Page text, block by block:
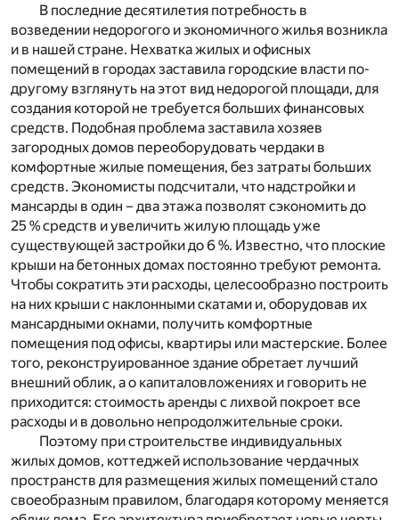
В последние десятилетия потребность в
возведении недорогого и экономичного жилья возникла
и в нашей стране. Нехватка жилых и офисных
помещений в городах заставила городские власти по-
другому взглянуть на этот вид недорогой площади, для
создания которой не требуется больших финансовых
средств. Подобная проблема заставила хозяев
загородных домов переоборудовать чердаки в
комфортные жилые помещения, без затраты больших
средств. Экономисты подсчитали, что надстройки и
мансарды в один – два этажа позволят сэкономить до
25 % средств и увеличить жилую площадь уже
существующей застройки до 6 %. Известно, что плоские
крыши на бетонных домах постоянно требуют ремонта.
Чтобы сократить эти расходы, целесообразно построить
на них крыши с наклонными скатами и, оборудовав их
мансардными окнами, получить комфортные
помещения под офисы, квартиры или мастерские. Более
того, реконструированное здание обретает лучший
внешний облик, а о капиталовложениях и говорить не
приходится: стоимость аренды с лихвой покроет все
расходы и в довольно непродолжительные сроки.
Поэтому при строительстве индивидуальных
жилых домов, коттеджей использование чердачных
пространств для размещения жилых помещений стало
своеобразным правилом, благодаря которому меняется